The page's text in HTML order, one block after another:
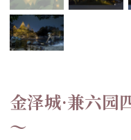
金泽城·兼六园
～